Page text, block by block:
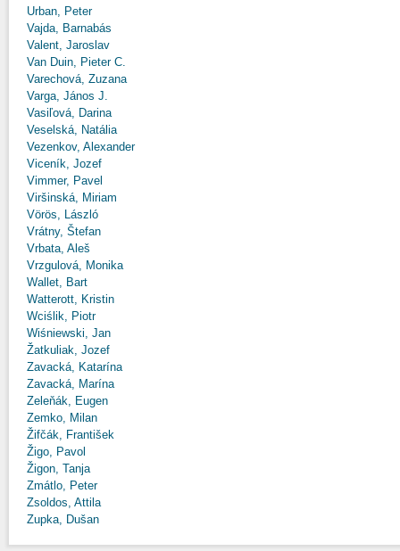
Urban, Peter
Vajda, Barnabás
Valent, Jaroslav
Van Duin, Pieter C.
Varechová, Zuzana
Varga, János J.
Vasiľová, Darina
Veselská, Natália
Vezenkov, Alexander
Viceník, Jozef
Vimmer, Pavel
Viršinská, Miriam
Vörös, László
Vrátny, Štefan
Vrbata, Aleš
Vrzgulová, Monika
Wallet, Bart
Watterott, Kristin
Wciślik, Piotr
Wiśniewski, Jan
Žatkuliak, Jozef
Zavacká, Katarína
Zavacká, Marína
Zeleňák, Eugen
Zemko, Milan
Žifčák, František
Žigo, Pavol
Žigon, Tanja
Zmátlo, Peter
Zsoldos, Attila
Zupka, Dušan